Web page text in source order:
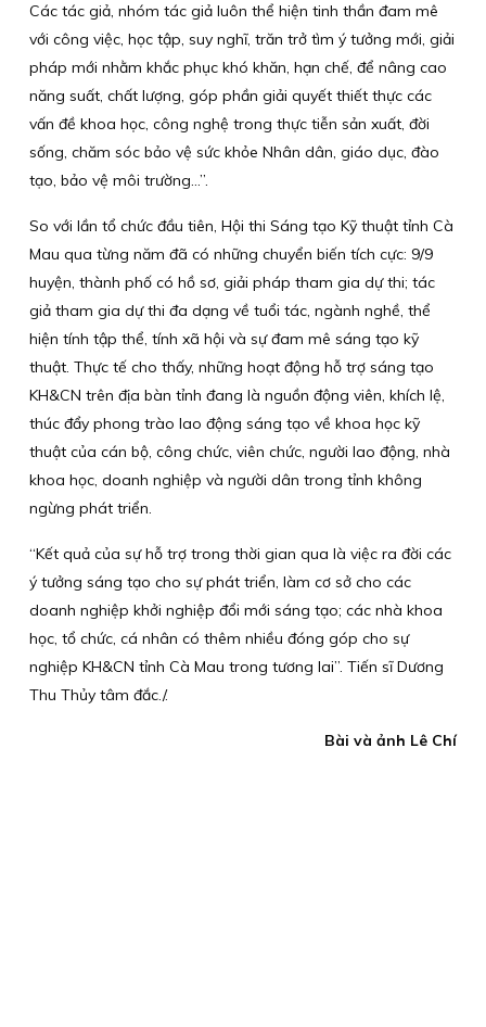
Các tác giả, nhóm tác giả luôn thể hiện tinh thần đam mê
với công việc, học tập, suy nghĩ, trăn trở tìm ý tưởng mới, giải
pháp mới nhằm khắc phục khó khăn, hạn chế, để nâng cao
năng suất, chất lượng, góp phần giải quyết thiết thực các
vấn đề khoa học, công nghệ trong thực tiễn sản xuất, đời
sống, chăm sóc bảo vệ sức khỏe Nhân dân, giáo dục, đào
tạo, bảo vệ môi trường…”.
So với lần tổ chức đầu tiên, Hội thi Sáng tạo Kỹ thuật tỉnh Cà
Mau qua từng năm đã có những chuyển biến tích cực: 9/9
huyện, thành phố có hồ sơ, giải pháp tham gia dự thi; tác
giả tham gia dự thi đa dạng về tuổi tác, ngành nghề, thể
hiện tính tập thể, tính xã hội và sự đam mê sáng tạo kỹ
thuật. Thực tế cho thấy, những hoạt động hỗ trợ sáng tạo
KH&CN trên địa bàn tỉnh đang là nguồn động viên, khích lệ,
thúc đẩy phong trào lao động sáng tạo về khoa học kỹ
thuật của cán bộ, công chức, viên chức, người lao động, nhà
khoa học, doanh nghiệp và người dân trong tỉnh không
ngừng phát triển.
“Kết quả của sự hỗ trợ trong thời gian qua là việc ra đời các
ý tưởng sáng tạo cho sự phát triển, làm cơ sở cho các
doanh nghiệp khởi nghiệp đổi mới sáng tạo; các nhà khoa
học, tổ chức, cá nhân có thêm nhiều đóng góp cho sự
nghiệp KH&CN tỉnh Cà Mau trong tương lai”. Tiến sĩ Dương
Thu Thủy tâm đắc./.
Bài và ảnh Lê Chí